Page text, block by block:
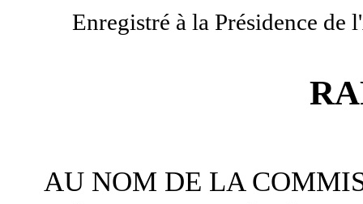
Enregistré à la Présidence de
AU NOM DE LA